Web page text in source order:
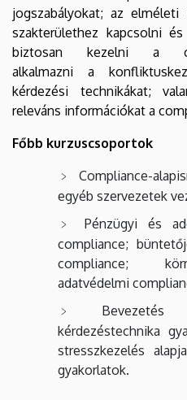
jogszabályokat; az
szakterülethez kapcsolni
biztosan kezelni a
alkalmazni a
kérdezési technikákat;
releváns információkat a
Főbb kurzuscsoportok
Compliance-
egyéb szervezetek
Pénzügyi és
compliance;
compliance;
adatvédelmi
kérdezéstechnika
stresszkezelés
gyakorlatok.